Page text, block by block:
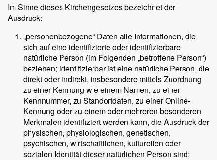
Im Sinne dieses Kirchengesetzes bezeichnet der
Ausdruck:
„personenbezogene“ Daten alle Informationen, die
sich auf eine identifizierte oder identifizierbare
natürliche Person (im Folgenden „betroffene Person“)
beziehen; identifizierbar ist eine natürliche Person, die
direkt oder indirekt, insbesondere mittels Zuordnung
zu einer Kennung wie einem Namen, zu einer
Kennnummer, zu Standortdaten, zu einer Online-
Kennung oder zu einem oder mehreren besonderen
Merkmalen identifiziert werden kann, die Ausdruck der
physischen, physiologischen, genetischen,
psychischen, wirtschaftlichen, kulturellen oder
sozialen Identität dieser natürlichen Person sind;